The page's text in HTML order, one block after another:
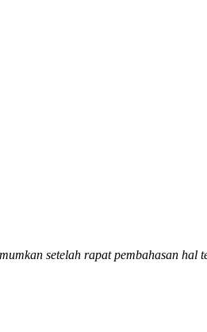
setelah rapat pembahasan hal